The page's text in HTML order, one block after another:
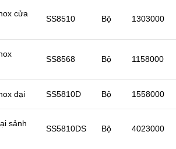
cửa
SS8510 Bộ 1303000
SS8568 Bộ 1158000
đại SS5810D Bộ 1558000
sảnh
SS5810DS Bộ 4023000